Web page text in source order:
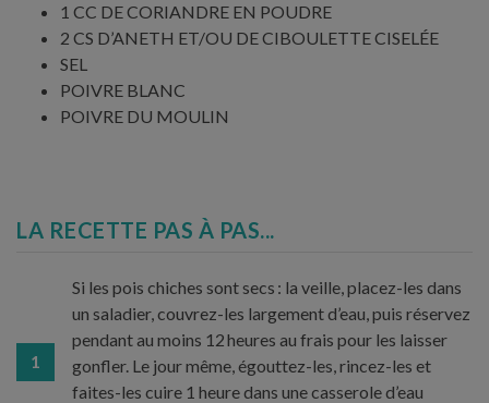
1 CC DE CORIANDRE EN POUDRE
2 CS D’ANETH ET/OU DE CIBOULETTE CISELÉE
SEL
POIVRE BLANC
POIVRE DU MOULIN
LA RECETTE PAS À PAS...
1
Si les pois chiches sont secs : la veille, placez-les dans
un saladier, couvrez-les largement d’eau, puis réservez
pendant au moins 12 heures au frais pour les laisser
gonfler. Le jour même, égouttez-les, rincez-les et
faites-les cuire 1 heure dans une casserole d’eau